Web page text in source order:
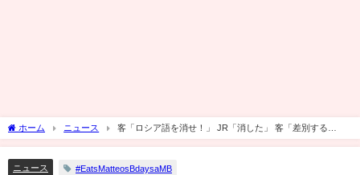
ホーム ニュース
客「ロシア語を消せ！」 JR「消した」 客「差別する
な！」 JR「戻した」
ニュース #EatsMatteosBdaysaMB